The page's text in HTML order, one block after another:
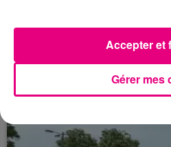
23 juillet 2026
Violent incendie au
Gérer mes
Accepter et